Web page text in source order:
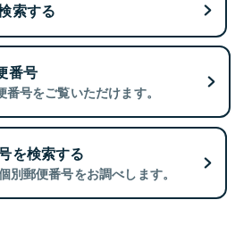
索する
番号
号をご覧いただけます。
を検索する
別郵便番号をお調べします。